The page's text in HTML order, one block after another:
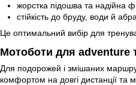
жорстка підошва та надійна
стійкість до бруду, води й
Це оптимальний вибір для
Мотоботи для adventure
Для подорожей і змішаних
комфортом на довгі дистанції та